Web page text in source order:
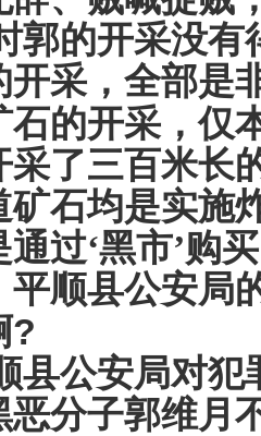
郭的开采没
开采，全部是
石的开采，仅
采了三百米长
矿石均是实施
过‘黑市’购
平顺县公安局
?
县公安局对
恶分子郭维月